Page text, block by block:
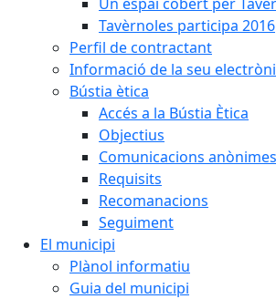
Tavèrnoles participa 2016
Perfil de contractant
Informació de la seu
Bústia ètica
Accés a la Bústia Ètica
Objectius
Comunicacions anònimes
Requisits
Recomanacions
Seguiment
El municipi
Plànol informatiu
Guia del municipi